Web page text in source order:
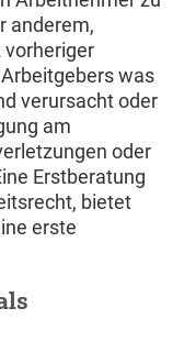
anderem,
vorheriger
was
verursacht oder
am
oder
Erstberatung
bietet
erste